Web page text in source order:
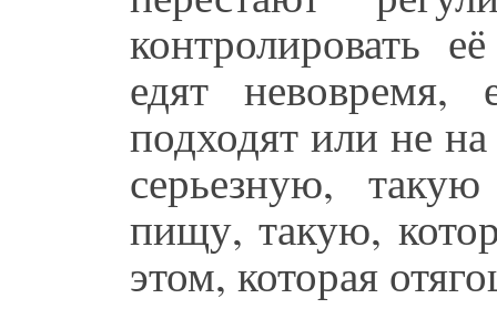
контролировать
едят невовремя,
подходят или не
серьезную,
пищу, такую,
этом, которая